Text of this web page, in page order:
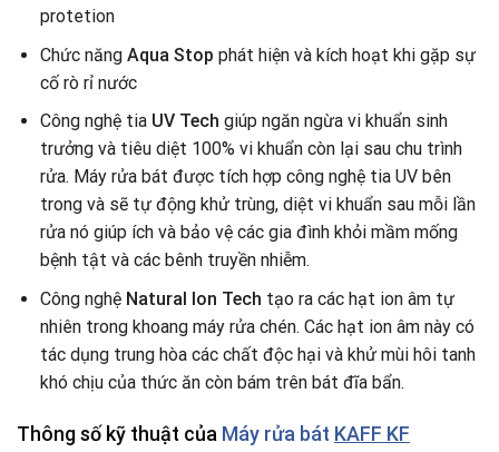
protetion
Chức năng Aqua Stop phát hiện và kích hoạt khi gặp sự
cố rò rỉ nước
Công nghệ tia UV Tech giúp ngăn ngừa vi khuẩn sinh
trưởng và tiêu diệt 100% vi khuẩn còn lại sau chu trình
rửa. Máy rửa bát được tích hợp công nghệ tia UV bên
trong và sẽ tự động khử trùng, diệt vi khuẩn sau mỗi lần
rửa nó giúp ích và bảo vệ các gia đình khỏi mầm mống
bệnh tật và các bênh truyền nhiễm.
Công nghệ Natural Ion Tech tạo ra các hạt ion âm tự
nhiên trong khoang máy rửa chén. Các hạt ion âm này có
tác dụng trung hòa các chất độc hại và khử mùi hôi tanh
khó chịu của thức ăn còn bám trên bát đĩa bẩn.
Thông số kỹ thuật của Máy rửa bát KAFF KF